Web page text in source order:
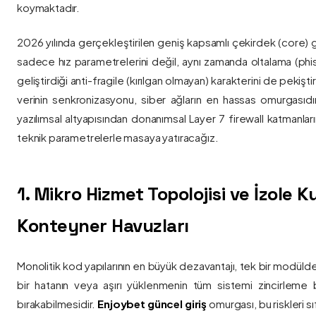
koymaktadır.
2026 yılında gerçekleştirilen geniş kapsamlı çekirdek
sadece hız parametrelerini değil, aynı zamanda oltalama
geliştirdiği anti-fragile (kırılgan olmayan) karakterini de
verinin senkronizasyonu, siber ağların en hassas
yazılımsal altyapısından donanımsal Layer 7 firewall
teknik parametrelerle masaya yatıracağız.
1. Mikro Hizmet Topolojisi ve İzole
Konteyner Havuzları
Monolitik kod yapılarının en büyük dezavantajı, tek bir
bir hatanın veya aşırı yüklenmenin tüm sistemi zincirleme
bırakabilmesidir. Enjoybet güncel giriş omurgası, bu riskleri